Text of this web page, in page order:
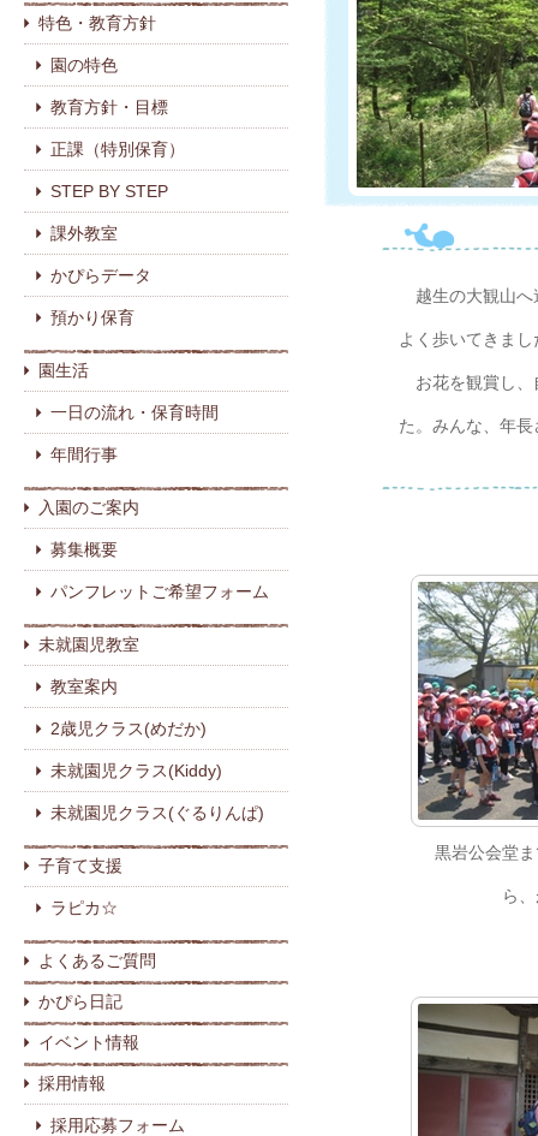
特色・教育方針
園の特色
教育方針・目標
正課（特別保育）
STEP BY STEP
課外教室
かぴらデータ
預かり保育
園生活
一日の流れ・保育時間
年間行事
入園のご案内
募集概要
パンフレットご希望フォーム
未就園児教室
教室案内
2歳児クラス(めだか)
未就園児クラス(Kiddy)
未就園児クラス(ぐるりんぱ)
子育て支援
ラピカ☆
よくあるご質問
かぴら日記
イベント情報
採用情報
採用応募フォーム
越生の大観山へ
よく歩いてきまし
お花を観賞し、
た。みんな、年
黒岩公会堂ま
ら